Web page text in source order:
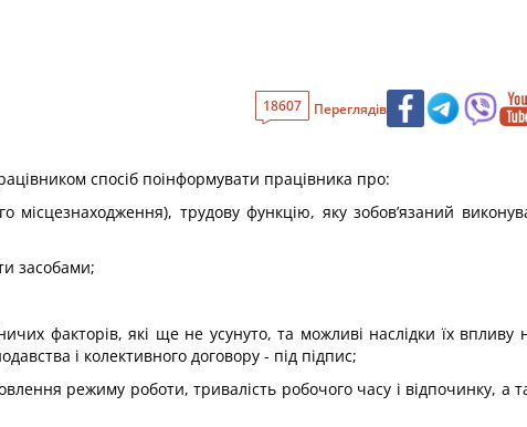
18607 Переглядів
спосіб поінформувати працівника про:
трудову функцію, яку зобов’язаний
засобами;
факторів, які ще не усунуто, та можливі наслідки їх
і колективного договору - під підпис;
режиму роботи, тривалість робочого часу і відпочинку, а